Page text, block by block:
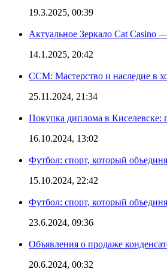
19.3.2025, 00:39
Актуальное Зеркало Cat
14.1.2025, 20:42
CCM: Мастерство и наследие в
25.11.2024, 21:34
Покупка диплома в Киселевске:
16.10.2024, 13:02
Футбол: спорт, который
15.10.2024, 22:42
Футбол: спорт, который
23.6.2024, 09:36
Объявления о продаже
20.6.2024, 00:32